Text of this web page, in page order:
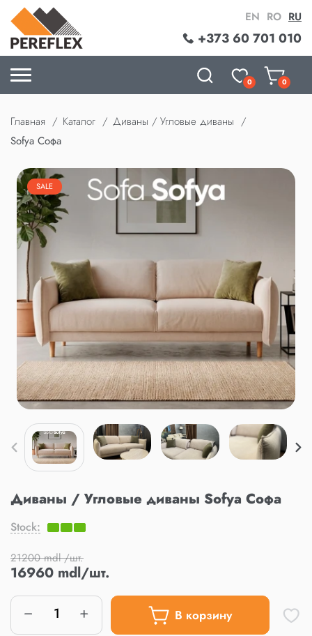
+373 60 701 010
EN RO RU
0 0
Главная Каталог
Диваны / Угловые диваны
Sofya Софа
SALE
Диваны / Угловые диваны Sofya Софа
Stock:
21200 mdl /шт.
16960 mdl/шт.
В корзину